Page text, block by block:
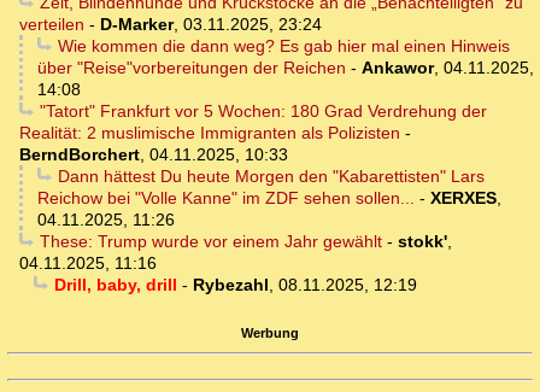
verteilen - D-Marker, 03.11.2025, 23:24
Wie kommen die dann weg? Es gab hier mal einen Hinweis
über "Reise"vorbereitungen der Reichen - Ankawor, 04.11.2025,
14:08
"Tatort" Frankfurt vor 5 Wochen: 180 Grad Verdrehung der
Realität: 2 muslimische Immigranten als Polizisten -
BerndBorchert, 04.11.2025, 10:33
Dann hättest Du heute Morgen den "Kabarettisten" Lars
Reichow bei "Volle Kanne" im ZDF sehen sollen... - XERXES,
04.11.2025, 11:26
These: Trump wurde vor einem Jahr gewählt- stokk',
04.11.2025, 11:16
Drill, baby, drill - Rybezahl, 08.11.2025, 12:19
Werbung